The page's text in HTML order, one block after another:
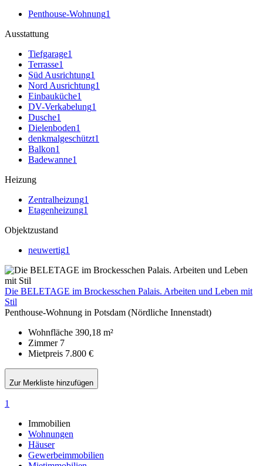
Penthouse-Wohnung1
Ausstattung
Tiefgarage1
Terrasse1
Süd Ausrichtung1
Nord Ausrichtung1
Einbauküche1
DV-Verkabelung1
Dusche1
Dielenboden1
denkmalgeschützt1
Balkon1
Badewanne1
Heizung
Zentralheizung1
Etagenheizung1
Objektzustand
neuwertig1
Die BELETAGE im Brockesschen Palais. Arbeiten und Leben mit
Stil
Penthouse-Wohnung in Potsdam (Nördliche Innenstadt)
Wohnfläche 390,18 m²
Zimmer 7
Mietpreis 7.800 €
Zur Merkliste hinzufügen
1
Immobilien
Wohnungen
Häuser
Gewerbeimmobilien